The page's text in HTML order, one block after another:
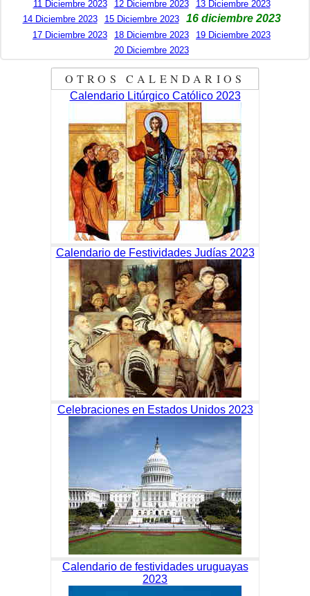
11 Diciembre 2023 12 Diciembre 2023
13 Diciembre 2023
14 Diciembre 2023
15 Diciembre 2023 16 diciembre 2023
17 Diciembre 2023 18 Diciembre 2023
19 Diciembre 2023
20 Diciembre 2023
OTROS CALENDARIOS
Calendario Litúrgico Católico 2023
Calendario de Festividades Judías 2023
Celebraciones en Estados Unidos 2023
Calendario de festividades uruguayas
2023